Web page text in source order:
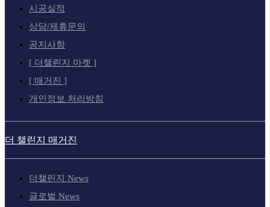
시공실적
상담/제휴문의
공지사항
[ 더챌린지 마켓 ]
[ 매거진 ]
개인정보 처리방침
더 챌린지 매거진
더챌린지 News
글로벌 News